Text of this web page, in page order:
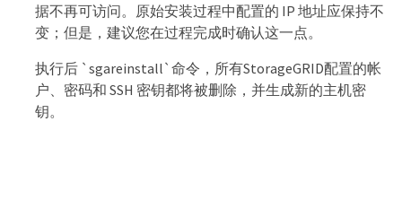
据不再可访问。原始安装过程中配置的 IP 地址应保持不
变；但是，建议您在过程完成时确认这一点。
执行后 `sgareinstall`命令，所有StorageGRID配置的帐
户、密码和 SSH 密钥都将被删除，并生成新的主机密
钥。